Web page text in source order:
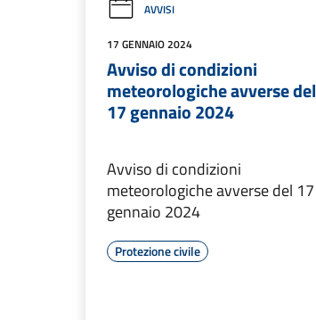
AVVISI
17 GENNAIO 2024
Avviso di condizioni
meteorologiche avverse del
17 gennaio 2024
Avviso di condizioni
meteorologiche avverse del 17
gennaio 2024
Protezione civile